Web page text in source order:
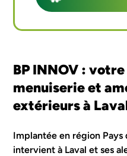
BP INNOV :
menuiserie et
extérieurs à
Implantée en région Pays
intervient à Laval et ses